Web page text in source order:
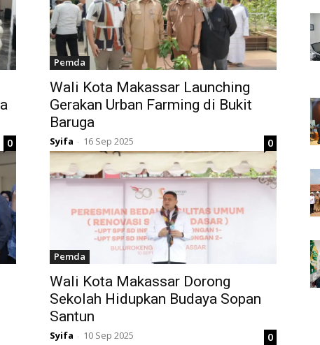
0
Pemda
Wali Kota Makassar Launching
Gerakan Urban Farming di Bukit
Baruga
Syifa - 16 Sep 2025 0
Pemda
Wali Kota Makassar Dorong
Sekolah Hidupkan Budaya Sopan
Santun
Syifa - 10 Sep 2025 0